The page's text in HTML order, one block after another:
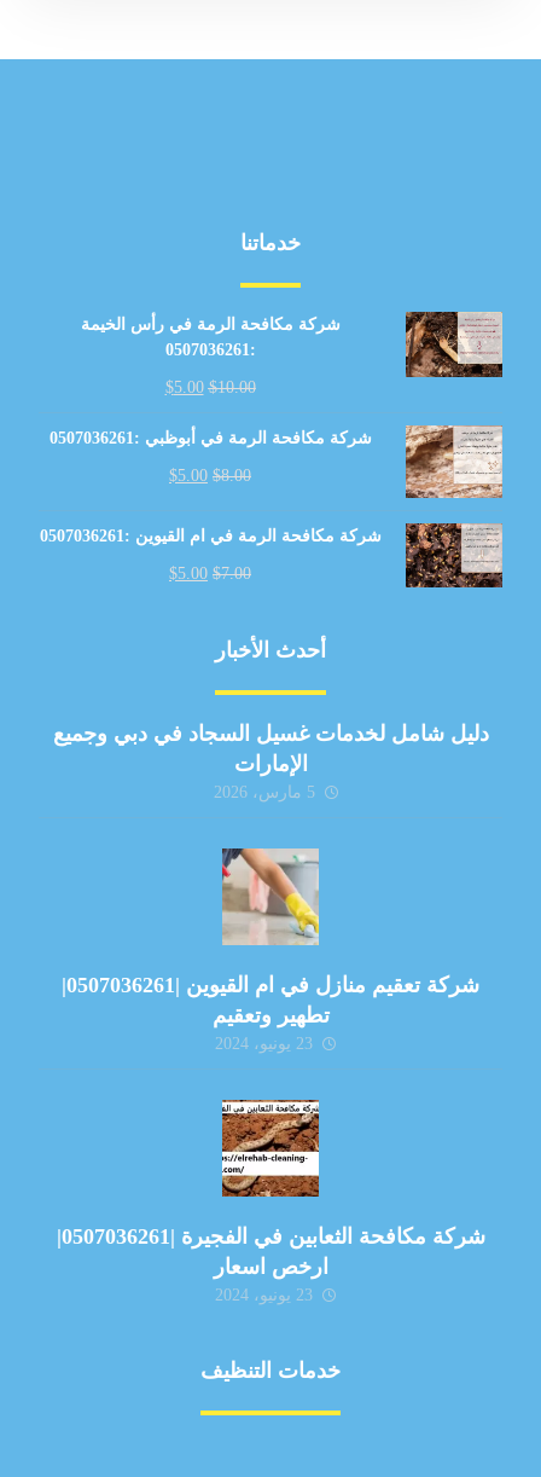
خدماتنا
شركة مكافحة الرمة في رأس الخيمة
:0507036261
$10.00
$5.00
شركة مكافحة الرمة في أبوظبي :0507036261
$8.00
$5.00
شركة مكافحة الرمة في ام القيوين :0507036261
$7.00
$5.00
أحدث الأخبار
دليل شامل لخدمات غسيل السجاد في دبي وجميع
الإمارات
5 مارس، 2026
شركة تعقيم منازل في ام القيوين |0507036261|
تطهير وتعقيم
23 يونيو، 2024
شركة مكافحة الثعابين في الفجيرة |0507036261|
ارخص اسعار
23 يونيو، 2024
خدمات التنظيف